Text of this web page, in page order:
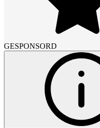
GESPONSORD